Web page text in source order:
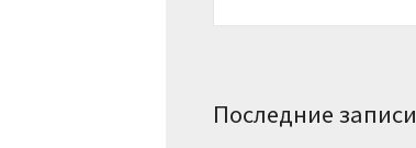
Последние записи